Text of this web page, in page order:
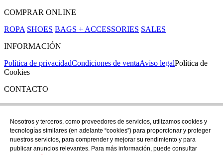
COMPRAR ONLINE
ROPA SHOES BAGS + ACCESSORIES SALES
INFORMACIÓN
Política de privacidadCondiciones de ventaAviso legalPolítica de
Cookies
CONTACTO
Si tienes cualquier duda puedes contactar con nosotros en nuestra
TEL: +34 972 21 30 04
EMAIL: despiral@despiral.com
Nosotros y terceros, como proveedores de servicios, utilizamos cookies y
tecnologías similares (en adelante “cookies”) para proporcionar y proteger
nuestros servicios, para comprender y mejorar su rendimiento y para
publicar anuncios relevantes. Para más información, puede consultar